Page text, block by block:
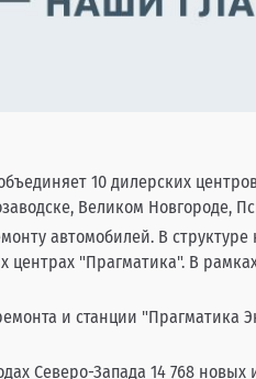
10 дилерских
Великом Новгороде,
автомобилей. В
центрах "Прагматика". В
и станции "Прагматика
Северо-Запада 14 768